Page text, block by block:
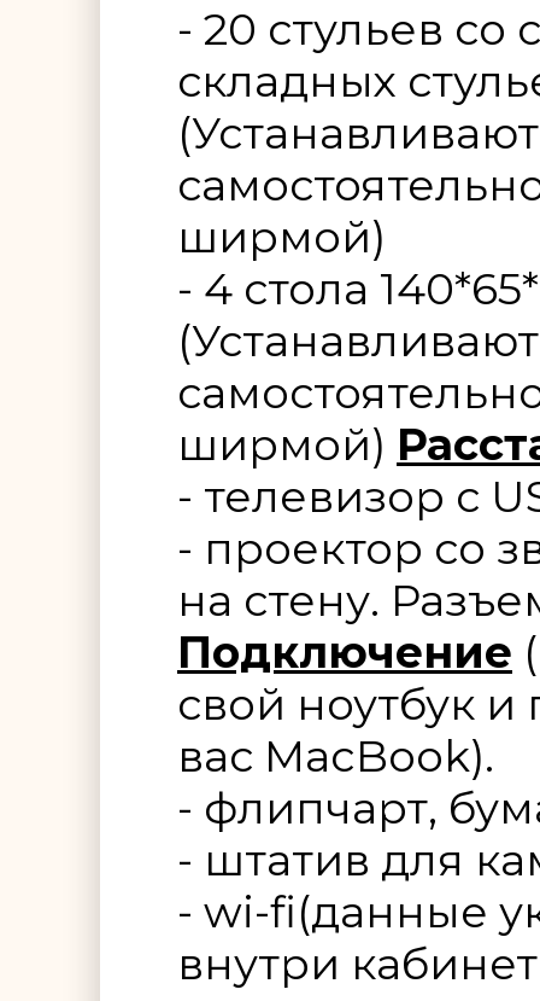
- 20 стульев со
складных
ширмой)
- 4 стола
ширмой)
- телевизор с
- проектор со
на стену.
Подключение
свой ноутбук и
вас MacBook).
- флипчарт,
- штатив для
- wi-fi(данные
внутри